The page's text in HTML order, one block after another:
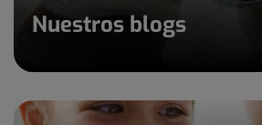
Nuestros blogs